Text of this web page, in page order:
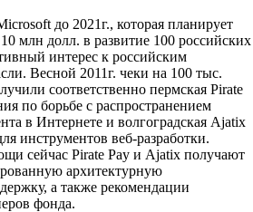
до 2021г., которая планирует
млн долл. в развитие 100 российских
интерес к российским
Весной 2011г. чеки на 100 тыс.
соответственно пермская Pirate
по борьбе с распространением
в Интернете и волгоградская Ajatix
инструментов веб-разработки.
сейчас Pirate Pay и Ajatix получают
архитектурную
а также рекомендации
фонда.